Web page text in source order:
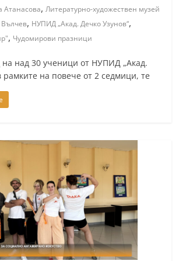
Атанасова,Литературно-художествен музей
, НУПИД „Акад. Дечко Узунов“,
, Чудомирови празници
на над 30 ученици от НУПИД „Акад.
рамките на повече от 2 седмици, те